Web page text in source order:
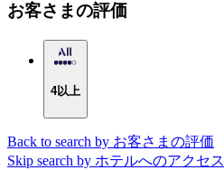
お客さまの評価
4以上
Back to search by お客さまの評価
Skip search by ホテルへのアクセス